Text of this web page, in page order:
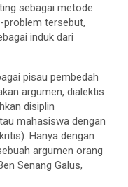
sebagai metode
problem tersebut,
induk dari
pisau pembedah
argumen, dialektis
disiplin
mahasiswa dengan
Hanya dengan
argumen orang
Senang Galus,